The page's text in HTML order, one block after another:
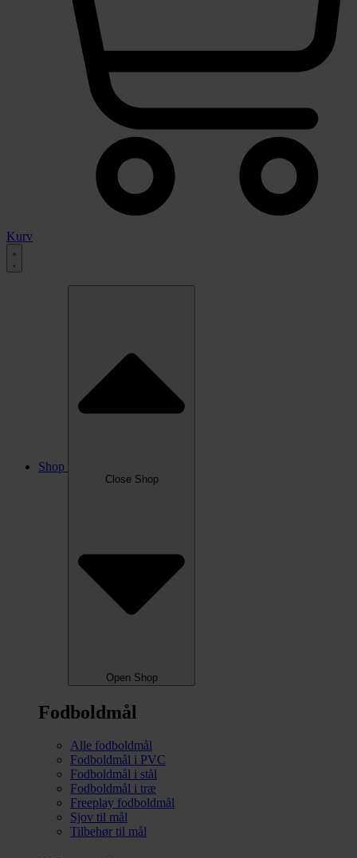
Kurv
Shop
Close Shop
Open Shop
Fodboldmål
Alle fodboldmål
Fodboldmål i PVC
Fodboldmål i stål
Fodboldmål i træ
Freeplay fodboldmål
Sjov til mål
Tilbehør til mål